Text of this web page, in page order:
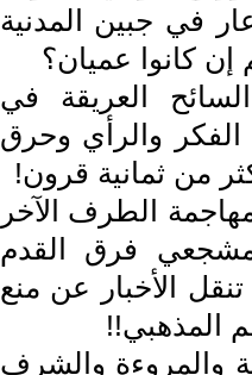
في جبين المدنية
كانوا عميان؟
العريقة في
الفكر والرأي وحرق
من ثمانية قرون!
الطرف الآخر
فرق القدم
الأخبار عن منع
المذهبي!!
والمروءة والشرف